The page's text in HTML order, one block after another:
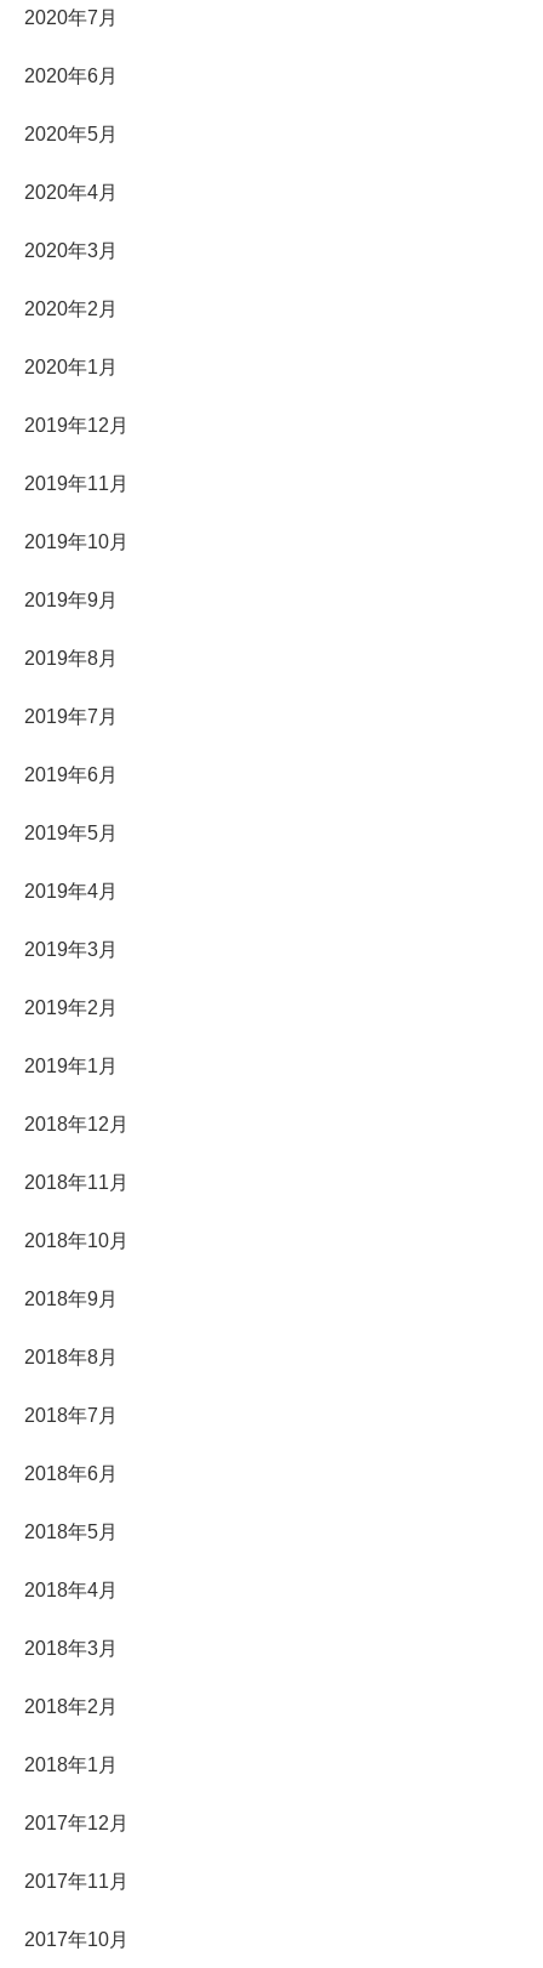
2020年7月
2020年6月
2020年5月
2020年4月
2020年3月
2020年2月
2020年1月
2019年12月
2019年11月
2019年10月
2019年9月
2019年8月
2019年7月
2019年6月
2019年5月
2019年4月
2019年3月
2019年2月
2019年1月
2018年12月
2018年11月
2018年10月
2018年9月
2018年8月
2018年7月
2018年6月
2018年5月
2018年4月
2018年3月
2018年2月
2018年1月
2017年12月
2017年11月
2017年10月